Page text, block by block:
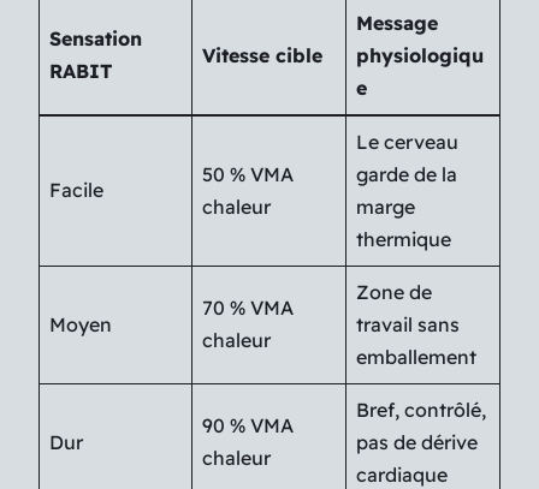
Sensation
RABIT
Vitesse cible
Message
physiologiqu
e
Facile
50 % VMA
chaleur
Le cerveau
garde de la
marge
thermique
Moyen
70 % VMA
chaleur
Zone de
travail sans
emballement
Dur
90 % VMA
chaleur
Bref, contrôlé,
pas de dérive
cardiaque